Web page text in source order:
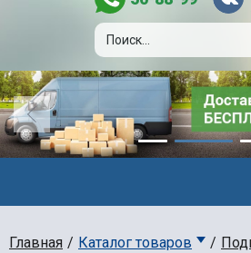
Главная Каталог товаров